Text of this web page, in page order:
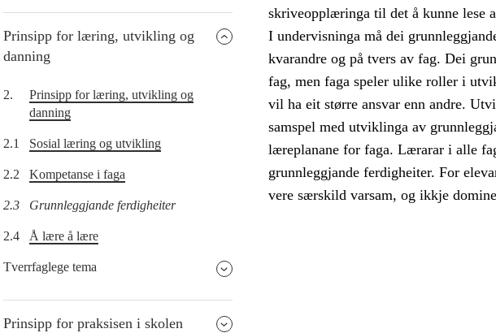
Prinsipp for læring, utvikling og
danning
2.
Prinsipp for læring, utvikling og
danning
2.1 Sosial læring og utvikling
2.2 Kompetanse i faga
2.3 Grunnleggjande ferdigheiter
2.4 Å lære å lære
Tverrfaglege tema
Prinsipp for praksisen i skolen
skriveopplæringa til det å kunne lese
I undervisninga må dei
kvarandre og på tvers av fag. Dei
fag, men faga speler ulike roller i
vil ha eit større ansvar enn andre.
samspel med utviklinga av
læreplanane for faga. Lærarar i alle
grunnleggjande ferdigheiter. For
vere særskild varsam, og ikkje